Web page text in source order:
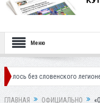
Меню
словенского легионера
ГЛАВНАЯ ОФИЦИАЛЬНО